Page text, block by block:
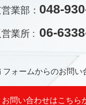
業部： 048-
業所 : 06-
フォームからのお問い
お問い合わせはこちら